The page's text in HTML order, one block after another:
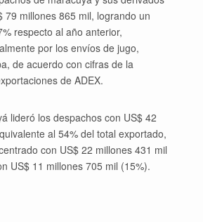
79 millones 865 mil, logrando un
respecto al año anterior,
por los envíos de jugo,
de acuerdo con cifras de la
de ADEX.
lideró los despachos con US$ 42
al 54% del total exportado,
con US$ 22 millones 431 mil
US$ 11 millones 705 mil (15%).